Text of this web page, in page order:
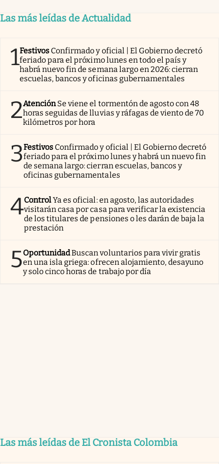
Las más leídas de Actualidad
1Festivos Confirmado y oficial | El Gobierno decretó
feriado para el próximo lunes en todo el país y
habrá nuevo fin de semana largo en 2026: cierran
escuelas, bancos y oficinas gubernamentales
2AtenciónSe viene el tormentón de agosto con 48
horas seguidas de lluvias y ráfagas de viento de 70
kilómetros por hora
3Festivos Confirmado y oficial | El Gobierno decretó
feriado para el próximo lunes y habrá un nuevo fin
de semana largo: cierran escuelas, bancos y
oficinas gubernamentales
4ControlYa es oficial: en agosto, las autoridades
visitarán casa por casa para verificar la existencia
de los titulares de pensiones o les darán de baja la
prestación
5OportunidadBuscan voluntarios para vivir gratis
en una isla griega: ofrecen alojamiento, desayuno
y solo cinco horas de trabajo por día
Las más leídas de El Cronista Colombia